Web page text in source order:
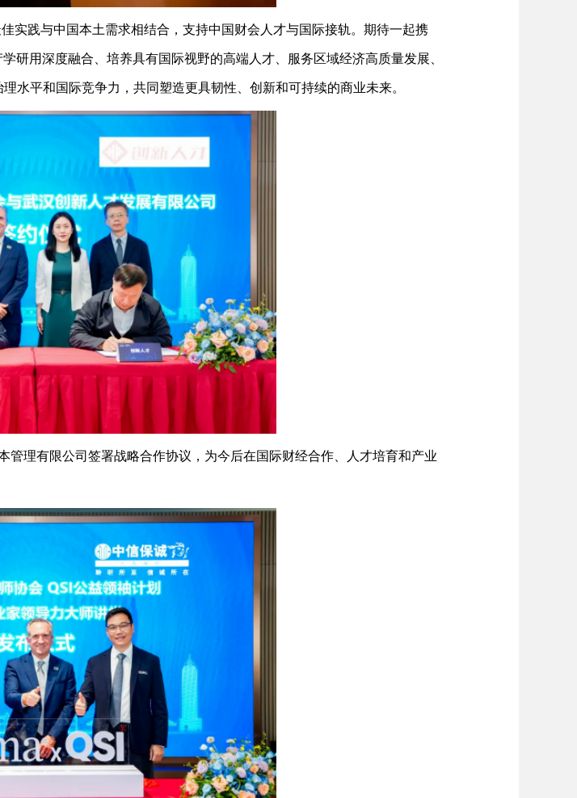
实践与中国本土需求相结合，支持中国财会人才与国际接轨。期待一起携
研用深度融合、培养具有国际视野的高端人才、服务区域经济高质量发展、
水平和国际竞争力，共同塑造更具韧性、创新和可持续的商业未来。
理有限公司签署战略合作协议，为今后在国际财经合作、人才培育和产业